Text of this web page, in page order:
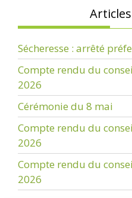
Sécheresse : arrêté
Compte rendu du
2026
Cérémonie du 8 mai
Compte rendu du
2026
Compte rendu du
2026